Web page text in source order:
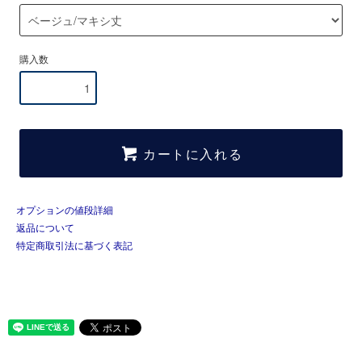
購入数
カートに入れる
オプションの値段詳細
返品について
特定商取引法に基づく表記